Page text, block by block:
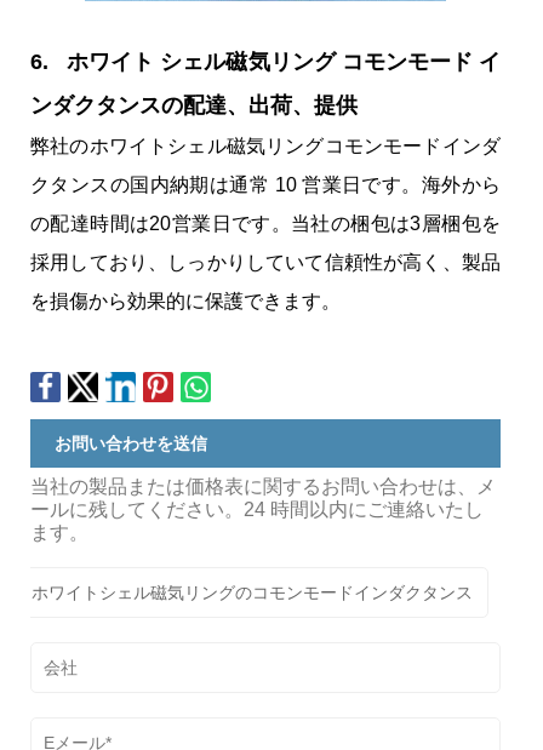
6. ホワイト シェル磁気リング コモンモード イ
ンダクタンスの配達、出荷、提供
弊社のホワイトシェル磁気リングコモンモードインダ
クタンスの国内納期は通常 10 営業日です。海外から
の配達時間は20営業日です。当社の梱包は3層梱包を
採用しており、しっかりしていて信頼性が高く、製品
を損傷から効果的に保護できます。
お問い合わせを送信
当社の製品または価格表に関するお問い合わせは、メ
ールに残してください。24 時間以内にご連絡いたし
ます。